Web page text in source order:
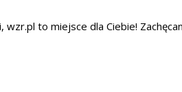
to miejsce dla Ciebie!